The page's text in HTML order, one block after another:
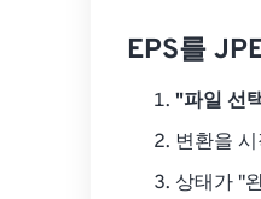
EPS를
"파일 선
변환을
상태가 "